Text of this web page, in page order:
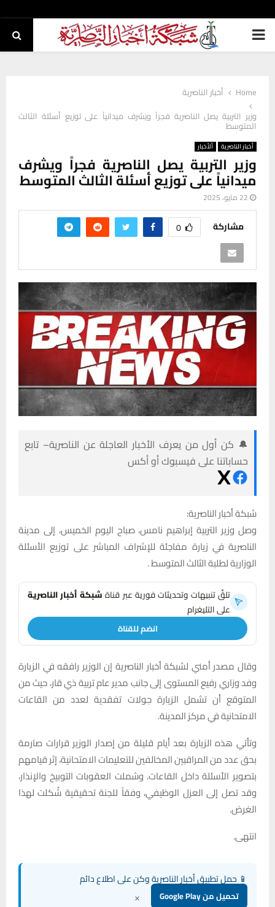
PRIMARY
Home
أخبار الناصرية
وزير التربية يصل الناصرية فجراً ويشرف ميدانياً على توزيع أسئلة الثالث
المتوسط
أخبار الناصرية ألأخبار
وزير التربية يصل الناصرية فجراً ويشرف
ميدانياً على توزيع أسئلة الثالث المتوسط
22 مايو، 2025
مشاركة 0
🔔 كن أول من يعرف الأخبار العاجلة عن الناصرية– تابع
حساباتنا على فيسبوك أو أكس
شبكة أخبار الناصرية:
وصل وزير التربية إبراهيم نامس، صباح اليوم الخميس، إلى مدينة
الناصرية في زيارة مفاجئة للإشراف المباشر على توزيع الأسئلة
الوزارية لطلبة الثالث المتوسط .
تلقَّ تنبيهات وتحديثات فورية عبر قناةشبكة أخبار الناصرية
على التليغرام
انضم للقناة
وقال مصدر أمني لشبكة أخبار الناصرية إن الوزير رافقه في الزيارة
وفد وزاري رفيع المستوى إلى جانب مدير عام تربية ذي قار، حيث من
المتوقع أن تشمل الزيارة جولات تفقدية لعدد من القاعات
الامتحانية في مركز المدينة.
وتأتي هذه الزيارة بعد أيام قليلة من إصدار الوزير قرارات صارمة
بحق عدد من المراقبين المخالفين للتعليمات الامتحانية، إثر قيامهم
بتصوير الأسئلة داخل القاعات. وشملت العقوبات التوبيخ والإنذار،
وقد تصل إلى العزل الوظيفي، وفقاً للجنة تحقيقية شُكلت لهذا
الغرض.
انتهى.
📱 حمل تطبيق أخبار الناصرية وكن على اطلاع دائم
تحميل من Google Play ×